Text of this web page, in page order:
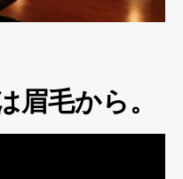
毛から。